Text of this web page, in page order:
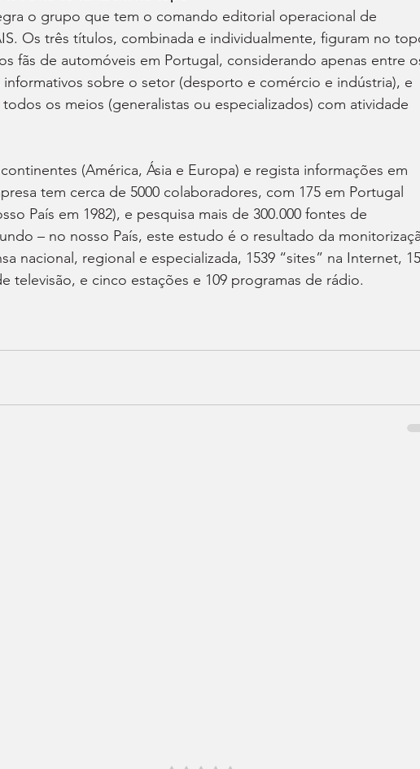
o grupo que tem o comando editorial operacional de
Os três títulos, combinada e individualmente, figuram no
fãs de automóveis em Portugal, considerando apenas entre
sobre o setor (desporto e comércio e indústria), e
os meios (generalistas ou especializados) com atividade
(América, Ásia e Europa) e regista informações em
tem cerca de 5000 colaboradores, com 175 em Portugal
País em 1982), e pesquisa mais de 300.000 fontes de
– no nosso País, este estudo é o resultado da
nacional, regional e especializada, 1539 “sites” na Internet,
televisão, e cinco estações e 109 programas de rádio.